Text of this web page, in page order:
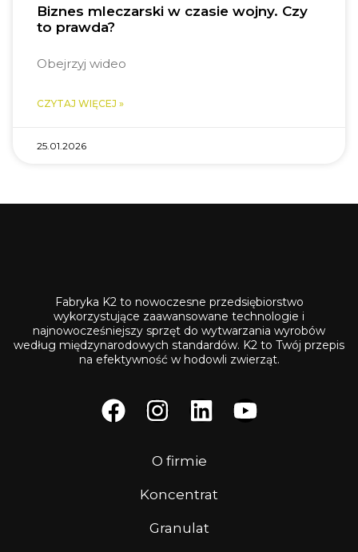
Biznes mleczarski w czasie wojny. Czy
to prawda?
Obejrzyj wideo
CZYTAJ WIĘCEJ »
25.01.2026
Fabryka K2 to nowoczesne przedsiębiorstwo
wykorzystujące zaawansowane technologie i
najnowocześniejszy sprzęt do wytwarzania wyrobów
według międzynarodowych standardów. K2 to Twój przepis
na efektywność w hodowli zwierząt.
O firmie
Koncentrat
Granulat